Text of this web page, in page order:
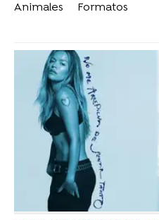
Animales
Formatos